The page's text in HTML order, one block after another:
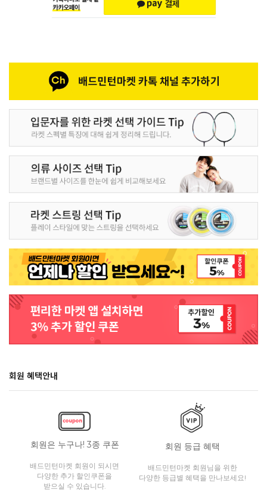
회원 혜택안내
회원은 누구나! 3종 쿠폰
배드민턴마켓 회원이 되시면
다양한 추가 할인쿠폰을
받으실 수 있습니다.
회원 등급 혜택
배드민턴마켓 회원님을 위한
다양한 등급별 혜택을 만나보세요!